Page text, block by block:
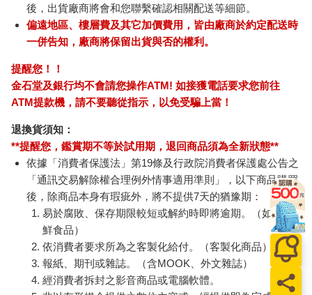
後，出貨廠商將會和您聯繫確認相關配送等細節。
偏遠地區、樓層費及其它加價費用，皆由廠商於約定配送時
一併告知，廠商將保留出貨與否的權利。
提醒您！！
金石堂及銀行均不會請您操作ATM! 如接獲電話要求您前往
ATM提款機，請不要聽從指示，以免受騙上當！
退換貨須知：
**提醒您，鑑賞期不等於試用期，退回商品須為全新狀態**
依據「消費者保護法」第19條及行政院消費者保護處公告之
「通訊交易解除權合理例外情事適用準則」，以下商品購買
後，除商品本身有瑕疵外，將不提供7天的猶豫期：
易於腐敗、保存期限較短或解約時即將逾期。（如：生
鮮食品）
依消費者要求所為之客製化給付。（客製化商品）
報紙、期刊或雜誌。（含MOOK、外文雜誌）
經消費者拆封之影音商品或電腦軟體。